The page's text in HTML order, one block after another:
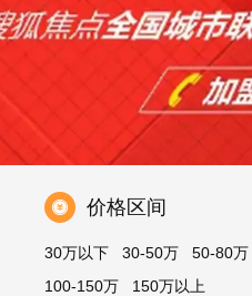
价格区间
30万以下 30-50万 50-80万
100-150万
150万以上